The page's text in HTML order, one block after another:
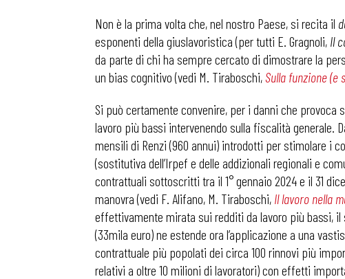
Non è la prima volta che, nel nostro Paese, si recita il
esponenti della giuslavoristica (per tutti E. Gragnoli, Il
da parte di chi ha sempre cercato di dimostrare la
un bias cognitivo (vedi M. Tiraboschi, Sulla funzione (e
Si può certamente convenire, per i danni che
lavoro più bassi intervenendo sulla fiscalità generale.
mensili di Renzi (960 annui) introdotti per stimolare i
(sostitutiva dell’Irpef e delle addizionali regionali e
contrattuali sottoscritti tra il 1° gennaio 2024 e il 31
manovra (vedi F. Alifano, M. Tiraboschi, Il lavoro nella
effettivamente mirata sui redditi da lavoro più bassi,
(33mila euro) ne estende ora l’applicazione a una
contrattuale più popolati dei circa 100 rinnovi più
relativi a oltre 10 milioni di lavoratori) con effetti